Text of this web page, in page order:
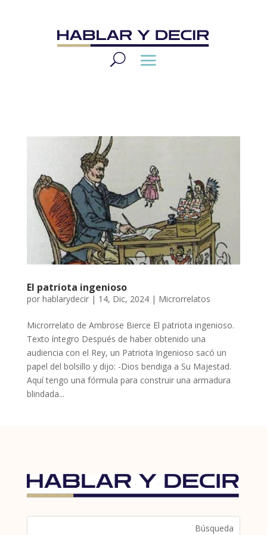
El patriota ingenioso
por hablarydecir| 14, Dic, 2024| Microrrelatos
Microrrelato de Ambrose Bierce El patriota ingenioso.
Texto íntegro Después de haber obtenido una
audiencia con el Rey, un Patriota Ingenioso sacó un
papel del bolsillo y dijo: -Dios bendiga a Su Majestad.
Aquí tengo una fórmula para construir una armadura
blindada...